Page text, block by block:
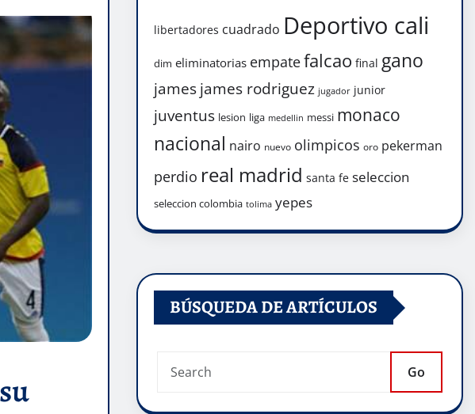
libertadores cuadrado Deportivo cali
dim eliminatorias empatefalcao final gano
james james rodriguez jugador junior
juventus lesion liga medellin messi monaco
nacional nairo nuevo olimpicos oro pekerman
perdio real madrid santa fe seleccion
seleccion colombia tolima yepes
BÚSQUEDA DE ARTÍCULOS
Go